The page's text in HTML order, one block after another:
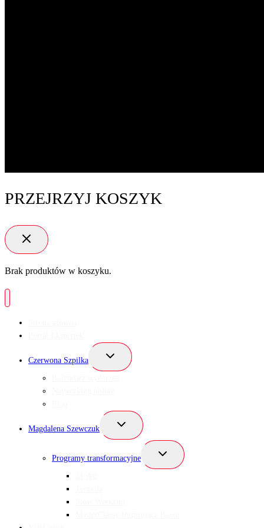
PRZEJRZYJ KOSZYK
Brak produktów w koszyku.
Czerwona Szpilka
Przełącz
podrzędne
Magdalena Szewczuk
Przełącz
podrzędne
Programy transformacyjne
Przełącz
podrzędne